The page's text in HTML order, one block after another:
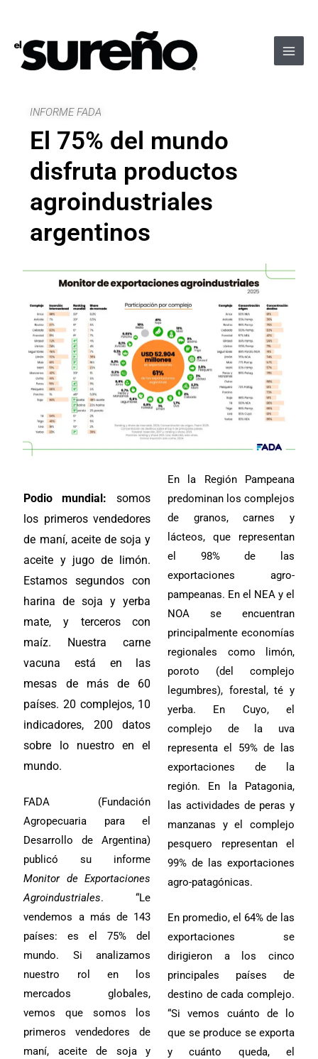
contenido
INFORME FADA
El 75% del mundo
disfruta productos
agroindustriales
argentinos
Podio mundial: somos
los primeros vendedores
de maní, aceite de soja y
aceite y jugo de limón.
Estamos segundos con
harina de soja y yerba
mate, y terceros con
maíz. Nuestra carne
vacuna está en las
mesas de más de 60
países. 20 complejos, 10
indicadores, 200 datos
sobre lo nuestro en el
mundo.
FADA (Fundación
Agropecuaria para el
Desarrollo de Argentina)
publicó su informe
Monitor de Exportaciones
Agroindustriales. “Le
vendemos a más de 143
países: es el 75% del
mundo. Si analizamos
nuestro rol en los
mercados globales,
vemos que somos los
primeros vendedores de
maní, aceite de soja y
En la Región Pampeana
predominan los complejos
de granos, carnes y
lácteos, que representan
el 98% de las
exportaciones agro-
pampeanas. En el NEA y el
NOA se encuentran
principalmente economías
regionales como limón,
poroto (del complejo
legumbres), forestal, té y
yerba. En Cuyo, el
complejo de la uva
representa el 59% de las
exportaciones de la
región. En la Patagonia,
las actividades de peras y
manzanas y el complejo
pesquero representan el
99% de las exportaciones
agro-patagónicas.
En promedio, el 64% de las
exportaciones se
dirigieron a los cinco
principales países de
destino de cada complejo.
“Si vemos cuánto de lo
que se produce se exporta
y cuánto queda, el
entradas